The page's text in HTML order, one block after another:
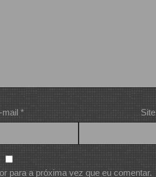
mail * Site
para a próxima vez que eu comentar.